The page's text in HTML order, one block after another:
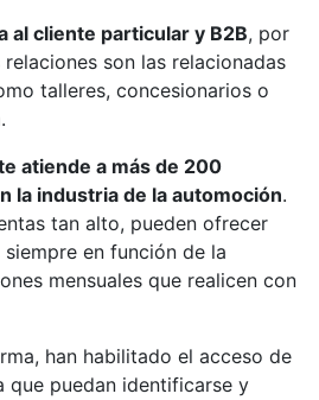
al cliente particular y B2B, por
son las relacionadas
talleres, concesionarios o
atiende a más de 200
la industria de la automoción.
tan alto, pueden ofrecer
en función de la
mensuales que realicen con
han habilitado el acceso de
que puedan identificarse y